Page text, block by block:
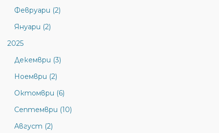
Февруари (2)
Януари (2)
2025
Декември (3)
Ноември (2)
Октомври (6)
Септември (10)
Август (2)